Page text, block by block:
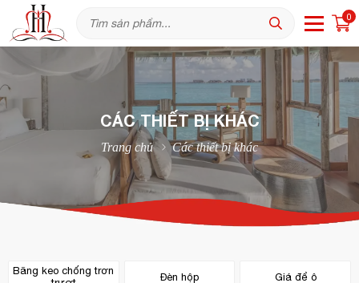
0
CÁC THIẾT BỊ KHÁC
Trang chủ Các thiết bị khác
Băng keo chống trơn
Đèn hộp Giá để ô